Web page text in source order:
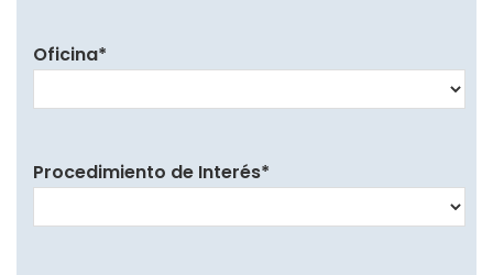
Oficina*
Procedimiento de Interés*